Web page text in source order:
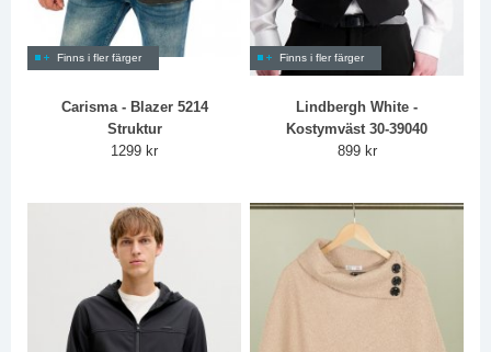
Finns i fler färger
Carisma - Blazer 5214
Struktur
1299 kr
Finns i fler färger
Lindbergh White -
Kostymväst 30-39040
899 kr